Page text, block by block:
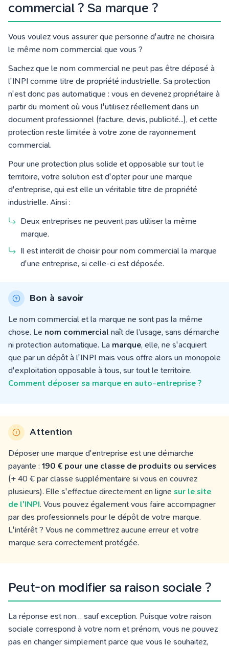
commercial ? Sa marque ?
Vous voulez vous assurer que personne d'autre ne choisira
le même nom commercial que vous ?
Sachez que le nom commercial ne peut pas être déposé à
l'INPI comme titre de propriété industrielle. Sa protection
n'est donc pas automatique : vous en devenez propriétaire à
partir du moment où vous l'utilisez réellement dans un
document professionnel (facture, devis, publicité...), et cette
protection reste limitée à votre zone de rayonnement
commercial.
Pour une protection plus solide et opposable sur tout le
territoire, votre solution est d'opter pour une marque
d'entreprise, qui est elle un véritable titre de propriété
industrielle. Ainsi :
Deux entreprises ne peuvent pas utiliser la même
marque.
Il est interdit de choisir pour nom commercial la marque
d'une entreprise, si celle-ci est déposée.
Bon à savoir
Le nom commercial et la marque ne sont pas la même
chose. Le nom commercial naît de l’usage, sans démarche
ni protection automatique. La marque, elle, ne s'acquiert
que par un dépôt à l'INPI mais vous offre alors un monopole
d'exploitation opposable à tous, sur tout le territoire.
Comment déposer sa marque en auto-entreprise ?
Attention
Déposer une marque d'entreprise est une démarche
payante : 190 € pour une classe de produits ou services
(+ 40 € par classe supplémentaire si vous en couvrez
plusieurs). Elle s'effectue directement en ligne sur le site
de l'INPI. Vous pouvez également vous faire accompagner
par des professionnels pour le dépôt de votre marque.
L'intérêt ? Vous ne commettrez aucune erreur et votre
marque sera correctement protégée.
Peut-on modifier sa raison sociale ?
La réponse est non… sauf exception. Puisque votre raison
sociale correspond à votre nom et prénom, vous ne pouvez
pas en changer simplement parce que vous le souhaitez,